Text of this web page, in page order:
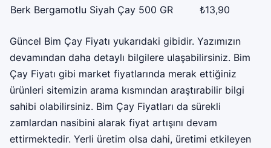
Berk Bergamotlu Siyah Çay 500 GR ₺13,90
Güncel Bim Çay Fiyatı yukarıdaki gibidir. Yazımızın
devamından daha detaylı bilgilere ulaşabilirsiniz. Bim
Çay Fiyatı gibi market fiyatlarında merak ettiğiniz
ürünleri sitemizin arama kısmından araştırabilir bilgi
sahibi olabilirsiniz. Bim Çay Fiyatları da sürekli
zamlardan nasibini alarak fiyat artışını devam
ettirmektedir. Yerli üretim olsa dahi, üretimi etkileyen